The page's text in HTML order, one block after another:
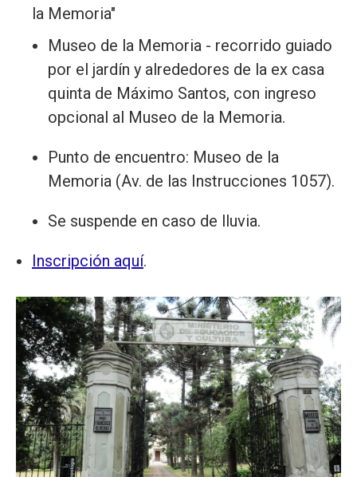
la Memoria"
Museo de la Memoria - recorrido guiado
por el jardín y alrededores de la ex casa
quinta de Máximo Santos, con ingreso
opcional al Museo de la Memoria.
Punto de encuentro: Museo de la
Memoria (Av. de las Instrucciones 1057).
Se suspende en caso de lluvia.
Inscripción aquí.